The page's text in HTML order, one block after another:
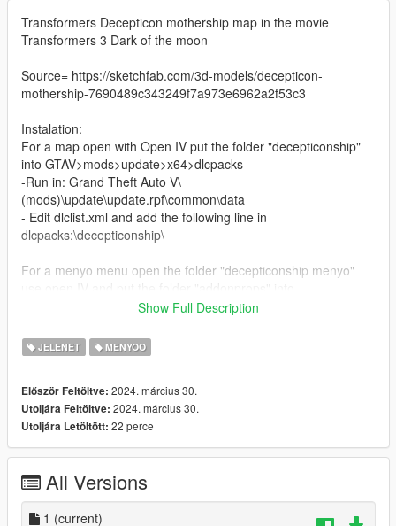
Transformers Decepticon mothership map in the movie
Transformers 3 Dark of the moon
Source= https://sketchfab.com/3d-models/decepticon-
mothership-7690489c343249f7a973e6962a2f53c3
Instalation:
For a map open with Open IV put the folder "decepticonship"
into GTAV>mods>update>x64>dlcpacks
-Run in: Grand Theft Auto V\
(mods)\update\update.rpf\common\data
- Edit dlclist.xml and add the following line in
dlcpacks:\decepticonship\
For a menyo menu open the folder "decepticonship menyo"
GTAV>mods>update>x64>dlcpacks
(mods)\update\update.rpf\common\data
- Edit dlclist.xml and add the following line in
Finaly put the doc "ship" in a game folder GTAV
For spawn use menyo in a menu object spooner for save file is
name is ship
Show Full Description
JELENET MENYOO
Először Feltöltve: 2024. március 30.
Utoljára Feltöltve: 2024. március 30.
Utoljára Letöltött: 22 perce
All Versions
1 (current)